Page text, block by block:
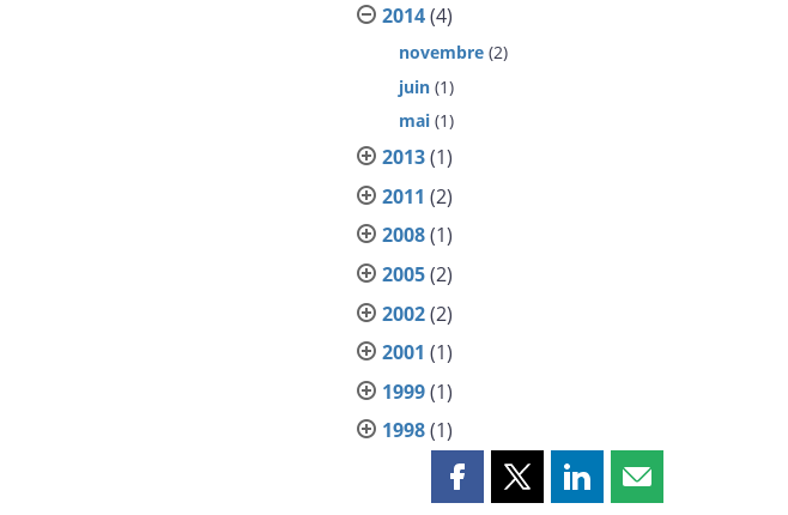
2014(4)
novembre (2)
juin (1)
mai (1)
2013(1)
2011 (2)
2008(1)
2005(2)
2002(2)
2001 (1)
1999(1)
1998(1)
PartagerPartagerPartagerPartager